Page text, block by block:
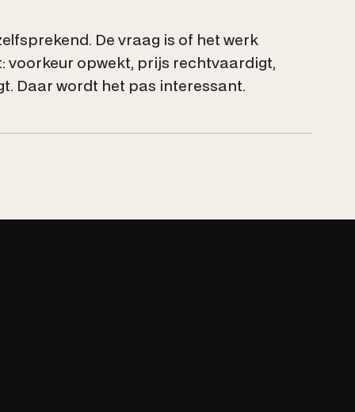
De vraag is of het werk
voorkeur opwekt, prijs rechtvaardigt,
Daar wordt het pas interessant.